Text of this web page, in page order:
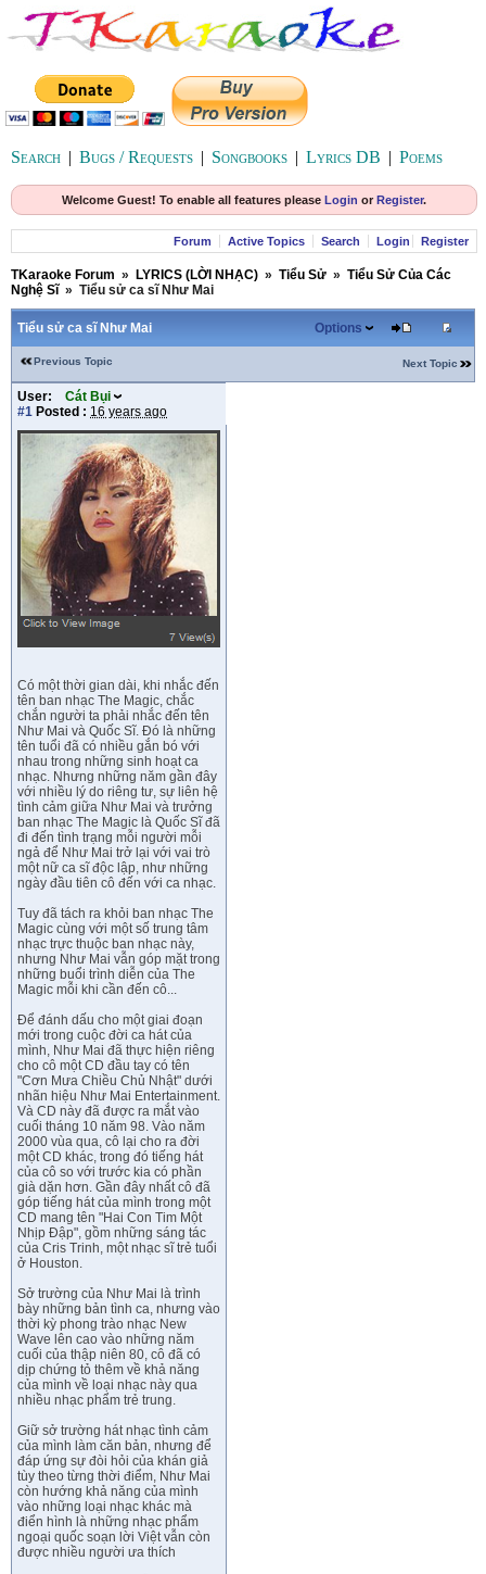
Search | Bugs / Requests | Songbooks | Lyrics DB | Poems
Welcome Guest! To enable all features please Login or Register.
Forum Active Topics Search Login Register
TKaraoke Forum » LYRICS (LỜI NHẠC) » Tiểu Sử » Tiểu Sử Của Các
Nghệ Sĩ » Tiểu sử ca sĩ Như Mai
Tiểu sử ca sĩ Như Mai Options
Previous Topic Next Topic
User:
Cát Bụi
#1 Posted : 16 years ago
Có một thời gian dài, khi nhắc đến
tên ban nhạc The Magic, chắc
chắn người ta phải nhắc đến tên
Như Mai và Quốc Sĩ. Đó là những
tên tuổi đã có nhiều gắn bó với
nhau trong những sinh hoạt ca
nhạc. Nhưng những năm gần đây
với nhiều lý do riêng tư, sự liên hệ
tình cảm giữa Như Mai và trưởng
ban nhạc The Magic là Quốc Sĩ đã
đi đến tình trạng mỗi người mỗi
ngả để Như Mai trở lại với vai trò
một nữ ca sĩ độc lập, như những
ngày đầu tiên cô đến với ca nhạc.
Tuy đã tách ra khỏi ban nhạc The
Magic cùng với một số trung tâm
nhạc trực thuộc ban nhạc này,
nhưng Như Mai vẫn góp mặt trong
những buổi trình diễn của The
Magic mỗi khi cần đến cô...
Để đánh dấu cho một giai đoạn
mới trong cuộc đời ca hát của
mình, Như Mai đã thực hiện riêng
cho cô một CD đầu tay có tên
"Cơn Mưa Chiều Chủ Nhật" dưới
nhãn hiệu Như Mai Entertainment.
Và CD này đã được ra mắt vào
cuối tháng 10 năm 98. Vào năm
2000 vùa qua, cô lại cho ra đời
một CD khác, trong đó tiếng hát
của cô so với trước kia có phần
già dặn hơn. Gần đây nhất cô đã
góp tiếng hát của mình trong một
CD mang tên "Hai Con Tim Một
Nhịp Đập", gồm những sáng tác
của Cris Trinh, một nhạc sĩ trẻ tuổi
ở Houston.
Sở trường của Như Mai là trình
bày những bản tình ca, nhưng vào
thời kỳ phong trào nhạc New
Wave lên cao vào những năm
cuối của thập niên 80, cô đã có
dịp chứng tỏ thêm về khả năng
của mình về loại nhạc này qua
nhiều nhạc phẩm trẻ trung.
Giữ sở trường hát nhạc tình cảm
của mình làm căn bản, nhưng để
đáp ứng sự đòi hỏi của khán giả
tùy theo từng thời điểm, Như Mai
còn hướng khả năng của mình
vào những loại nhạc khác mà
điển hình là những nhạc phẩm
ngoại quốc soạn lời Việt vẫn còn
được nhiều người ưa thích